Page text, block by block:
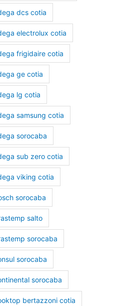
dcs cotia
electrolux cotia
frigidaire cotia
ge cotia
lg cotia
samsung cotia
sorocaba
sub zero cotia
viking cotia
sorocaba
salto
sorocaba
sorocaba
sorocaba
bertazzoni cotia